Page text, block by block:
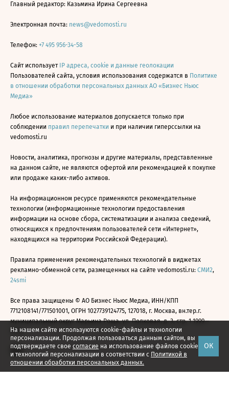
На нашем сайте используются cookie-файлы и технологии
персонализации. Продолжая пользоваться данным сайтом, вы
подтверждаете свое согласие на использование файлов cookie
и технологий персонализации в соответствии с Политикой в
отношении обработки персональных данных.
ОК
Главный редактор: Казьмина Ирина Сергеевна
Электронная почта: news@vedomosti.ru
Телефон: +7 495 956-34-58
Сайт использует IP адреса, cookie и данные геолокации
Пользователей сайта, условия использования содержатся в Политике
в отношении обработки персональных данных АО «Бизнес Ньюс
Медиа»
Любое использование материалов допускается только при
соблюдении правил перепечатки и при наличии гиперссылки на
vedomosti.ru
Новости, аналитика, прогнозы и другие материалы, представленные
на данном сайте, не являются офертой или рекомендацией к покупке
или продаже каких-либо активов.
На информационном ресурсе применяются рекомендательные
технологии (информационные технологии предоставления
информации на основе сбора, систематизации и анализа сведений,
относящихся к предпочтениям пользователей сети «Интернет»,
находящихся на территории Российской Федерации).
Правила применения рекомендательных технологий в виджетах
рекламно-обменной сети, размещенных на сайте vedomosti.ru: СМИ2,
24smi
Все права защищены © АО Бизнес Ньюс Медиа, ИНН/КПП
7712108141/771501001, ОГРН 1027739124775, 127018, г. Москва, вн.тер.г.
муниципальный округ Марьина Роща, ул. Полковая, д. 3, стр. 1 1999—
2026